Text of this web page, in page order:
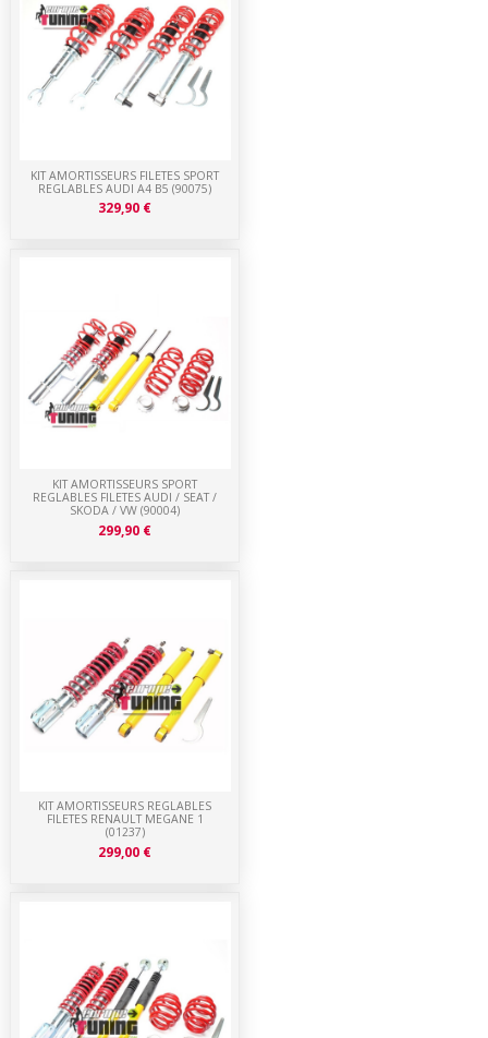
KIT AMORTISSEURS REGLABLES
FILETES RENAULT MEGANE 1
(01237)
299,00 €
KIT AMORTISSEURS SPORT
REGLABLES FILETES AUDI / SEAT /
SKODA / VW (90004)
299,90 €
KIT AMORTISSEURS FILETES SPORT
REGLABLES AUDI A4 B5 (90075)
329,90 €